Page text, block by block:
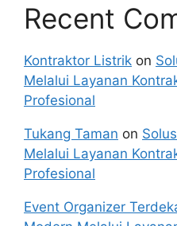
Recent
Kontraktor Listrik on
Melalui Layanan
Profesional
Tukang Taman on
Melalui Layanan
Profesional
Event Organizer